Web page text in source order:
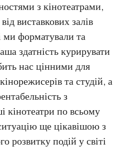
з кінотеатрами,
виставкових залів
ми форматували та
здатність курирувати
нас цінними для
та студій, а
з
кінотеатри по всьому
ще цікавішою з
розвитку подій у світі